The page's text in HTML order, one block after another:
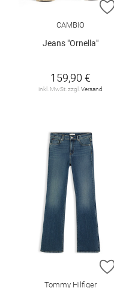
CAMBIO
Jeans "Ornella"
159,90 €
inkl. MwSt. zzgl.Versand
Tommy Hilfiger